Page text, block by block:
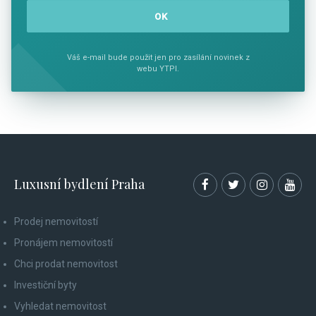
Váš e-mail bude použit jen pro zasílání novinek z
webu YTPI.
Luxusní bydlení Praha
Prodej nemovitostí
Pronájem nemovitostí
Chci prodat nemovitost
Investiční byty
Vyhledat nemovitost